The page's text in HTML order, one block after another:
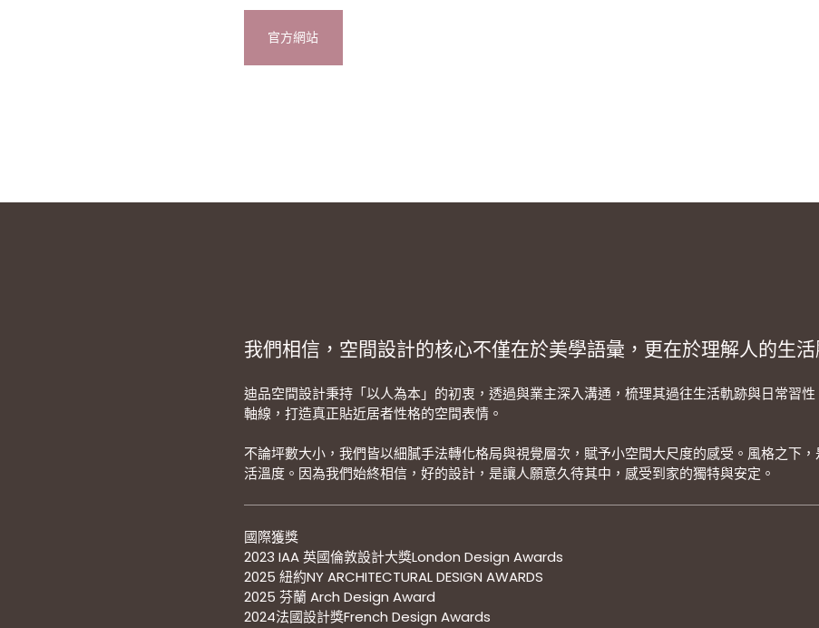
官方網站
我們相信，空間設計的核心不僅在於美學語彙，更在於理解人的生活
迪品空間設計秉持「以人為本」的初衷，透過與業主深入溝通，梳理其過往生活軌跡與日常習
軸線，打造真正貼近居者性格的空間表情。
不論坪數大小，我們皆以細膩手法轉化格局與視覺層次，賦予小空間大尺度的感受。風格之下
活溫度。因為我們始終相信，好的設計，是讓人願意久待其中，感受到家的獨特與安定。
國際獲獎
2023 IAA 英國倫敦設計大獎London Design Awards
2025 紐約NY ARCHITECTURAL DESIGN AWARDS
2025 芬蘭 Arch Design Award
2024法國設計獎French Design Awards